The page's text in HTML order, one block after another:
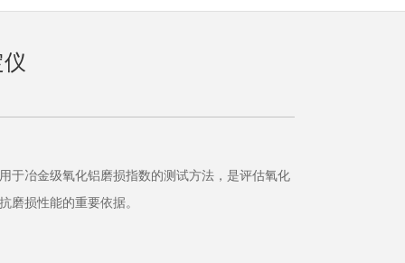
于冶金级氧化铝磨损指数的测试方法，是评估氧化
磨损性能的重要依据。